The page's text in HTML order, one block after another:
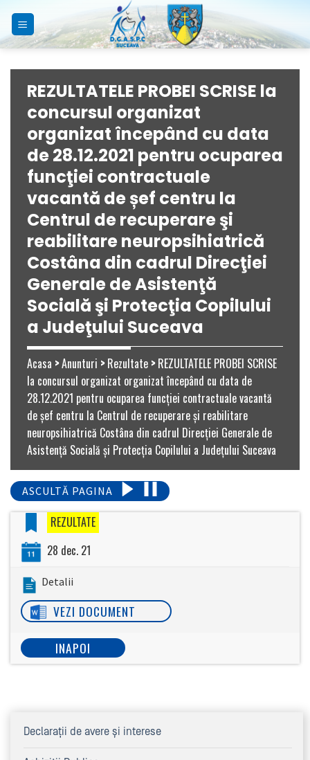
content
REZULTATELE PROBEI SCRISE la
concursul organizat
organizat începând cu data
de 28.12.2021 pentru ocuparea
funcţiei contractuale
vacantă de șef centru la
Centrul de recuperare şi
reabilitare neuropsihiatrică
Costâna din cadrul Direcţiei
Generale de Asistenţă
Socială şi Protecţia Copilului
a Judeţului Suceava
Acasa >Anunturi >Rezultate >REZULTATELE PROBEI SCRISE
la concursul organizat organizat începând cu data de
28.12.2021 pentru ocuparea funcţiei contractuale vacantă
de șef centru la Centrul de recuperare şi reabilitare
neuropsihiatrică Costâna din cadrul Direcţiei Generale de
Asistenţă Socială şi Protecţia Copilului a Judeţului Suceava
ASCULTĂ PAGINA
REZULTATE
28 dec. 21
Detalii
VEZI DOCUMENT
INAPOI
Declaraţii de avere şi interese